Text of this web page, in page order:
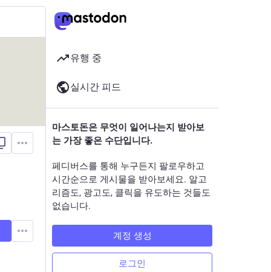
유행 중
실시간 피드
마스토돈은 무엇이 일어나는지 받아보
는 가장 좋은 수단입니다.
페디버스를 통해 누구든지 팔로우하고
시간순으로 게시물을 받아보세요. 알고
리즘도, 광고도, 클릭을 유도하는 것들도
없습니다.
계정 생성
로그인